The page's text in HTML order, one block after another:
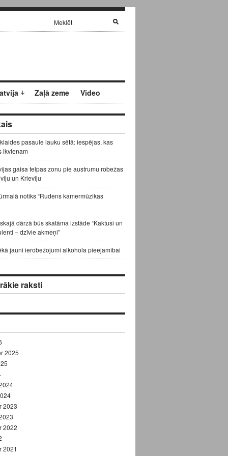
Zaļā zeme Video
pasaule lauku sētā: iespējas, kas
ikvienam
gaisa telpas zonu pie austrumu robežas
un Krieviju
notiks “Rudens kamermūzikas
dārzā būs skatāma izstāde “Kaktusi un
– dzīvie akmeņi”
jauni ierobežojumi alkohola pieejamībai
raksti
2025
2023
2022
2021